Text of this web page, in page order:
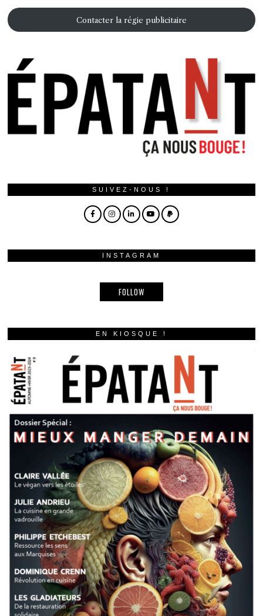
Contacter la régie publicitaire
SUIVEZ-NOUS !
INSTAGRAM
FOLLOW
EN KIOSQUE !